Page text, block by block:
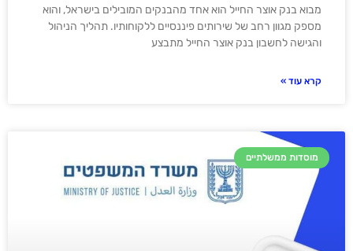
מבוא בנק אוצר החייל הוא אחד מהבנקים המובילים בישראל, והוא
מספק מגוון רחב של שירותים פיננסיים ללקוחותיו. תהליך הניהול
והגישה לחשבון בנק אוצר החייל מתבצע
קרא עוד »
מוסדות ממשלתיים